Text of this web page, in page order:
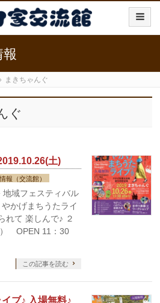
まきちゃんぐ
ぐ
土)
報（交流館）
域フェスティバル
かげまちうたライ
れて 楽しんで♪ ２
） OPEN 11：30
この記事を読む
ブ♪ 入場無料♪